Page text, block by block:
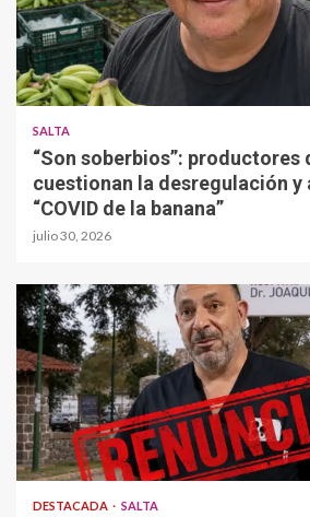
SALTA
“Son soberbios”: productores
cuestionan la desregulación y
“COVID de la banana”
julio 30, 2026
DESTACADA SALTA